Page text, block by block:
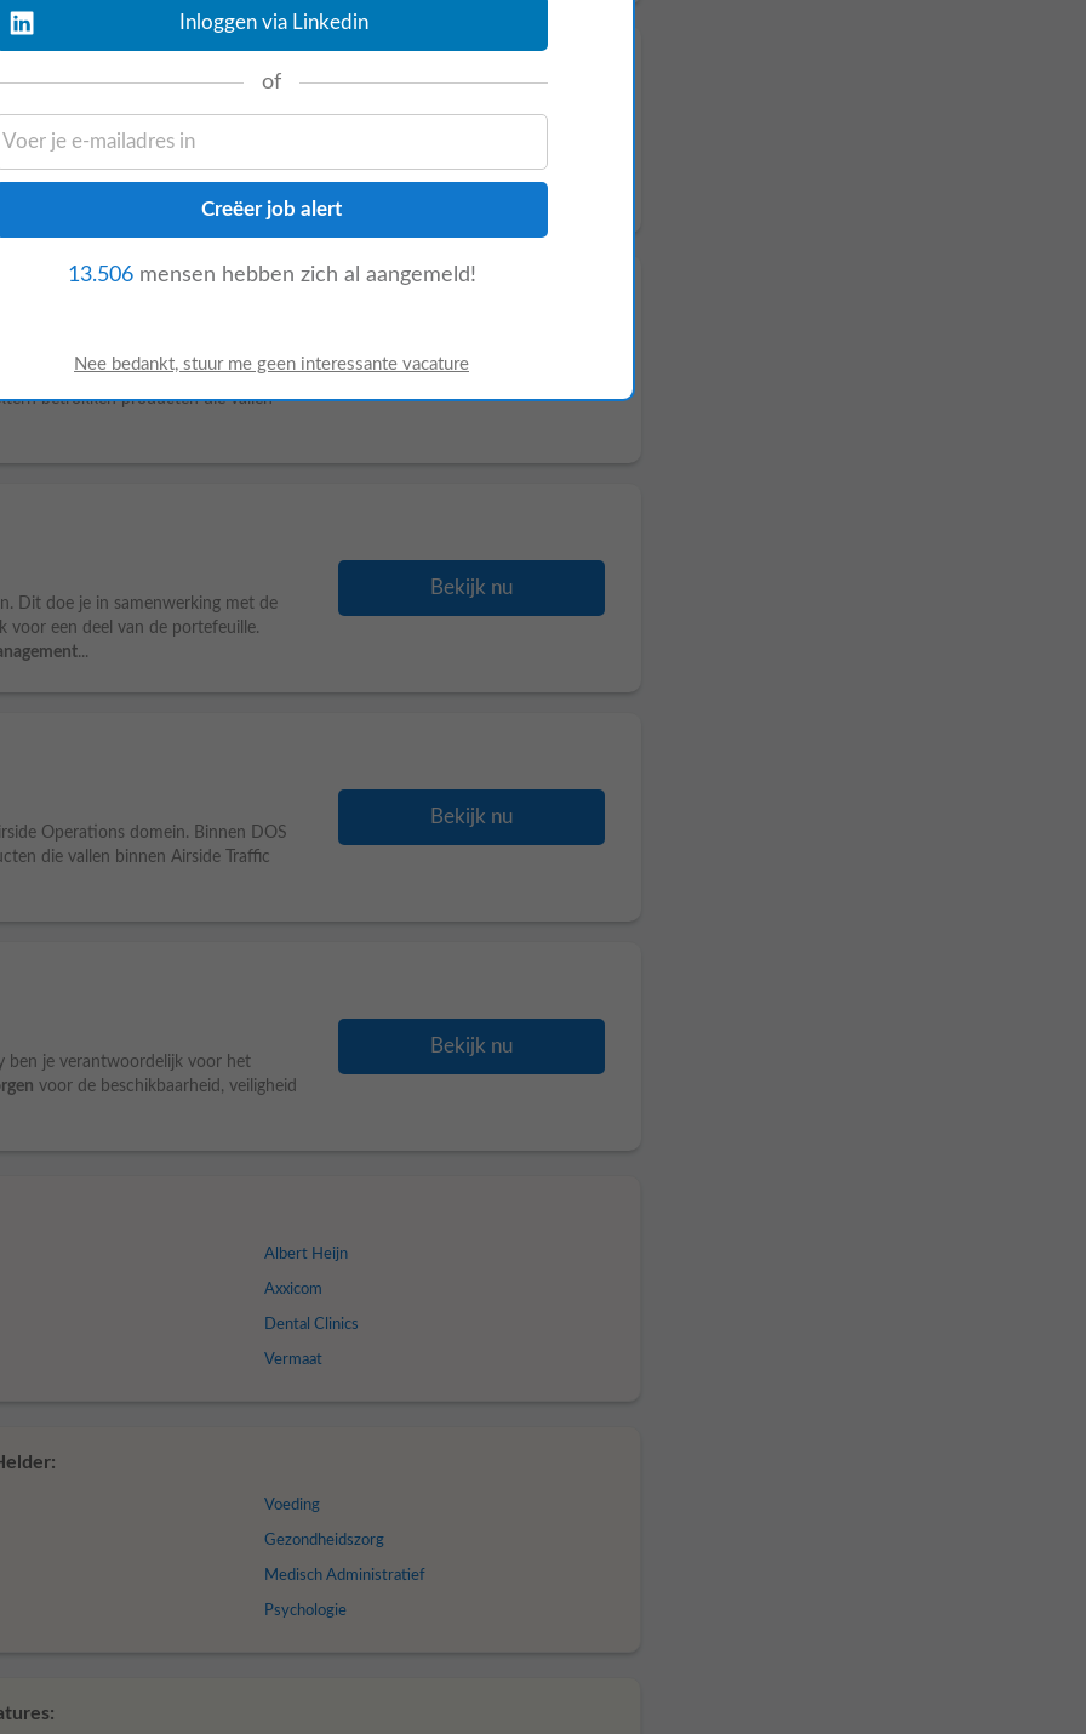
maandelijkse afstemmingsmomenten
hiermee voorzie je hen tijdig van
een cruciale rol het Airside Operations
betrokken producten die vallen
Bekijk nu
Dit doe je in samenwerking met de
voor een deel van de portefeuille.
...
Bekijk nu
Operations domein. Binnen DOS
die vallen binnen Airside Traffic
Bekijk nu
ben je verantwoordelijk voor het
voor de beschikbaarheid, veiligheid
Bekijk nu
Albert Heijn
Axxicom
Dental Clinics
Vermaat
Voeding
Gezondheidszorg
Medisch Administratief
Psychologie
Inloggen via Linkedin
of
13.506mensen hebben zich al aangemeld!